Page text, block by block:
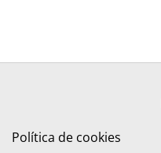
Política de cookies